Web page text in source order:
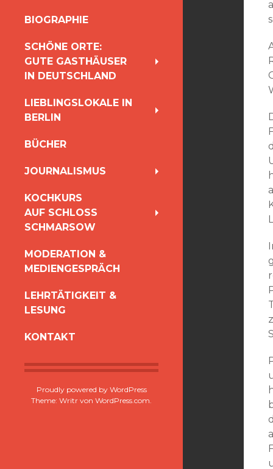
SPRINGEN
BIOGRAPHIE
SCHÖNE ORTE:
GUTE GASTHÄUSER
IN DEUTSCHLAND
LIEBLINGSLOKALE IN
BERLIN
BÜCHER
JOURNALISMUS
KOCHKURS
AUF SCHLOSS
SCHMARSOW
MODERATION &
MEDIENGESPRÄCH
LEHRTÄTIGKEIT &
LESUNG
KONTAKT
Proudly powered by WordPress
Theme: Writr von WordPress.com.